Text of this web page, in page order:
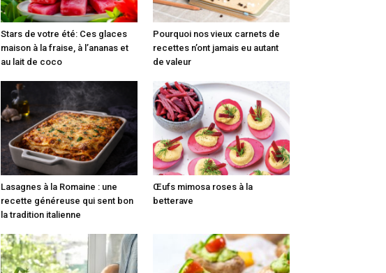
Stars de votre été: Ces glaces
maison à la fraise, à l’ananas et
au lait de coco
Pourquoi nos vieux carnets de
recettes n’ont jamais eu autant
de valeur
Lasagnes à la Romaine : une
recette généreuse qui sent bon
la tradition italienne
Œufs mimosa roses à la
betterave